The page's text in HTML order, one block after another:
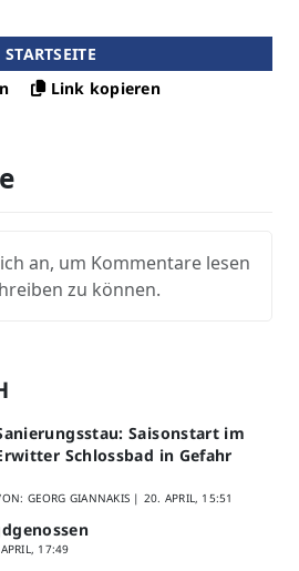
STARTSEITE
Link kopieren
an, um Kommentare lesen
zu können.
Saisonstart im
Schlossbad in Gefahr
GEORG GIANNAKIS | 20. APRIL, 15:51
17:49